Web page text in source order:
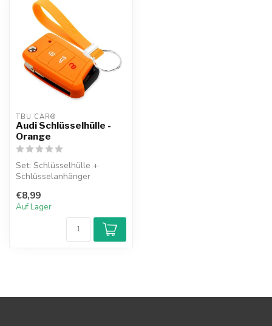
TBU CAR®
Audi Schlüsselhülle -
Orange
Set: Schlüsselhülle +
Schlüsselanhänger
€8,99
Auf Lager